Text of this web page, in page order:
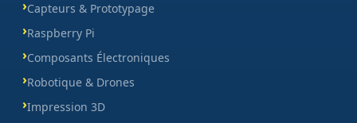
Capteurs & Prototypage
Raspberry Pi
Composants Électroniques
Robotique & Drones
Impression 3D